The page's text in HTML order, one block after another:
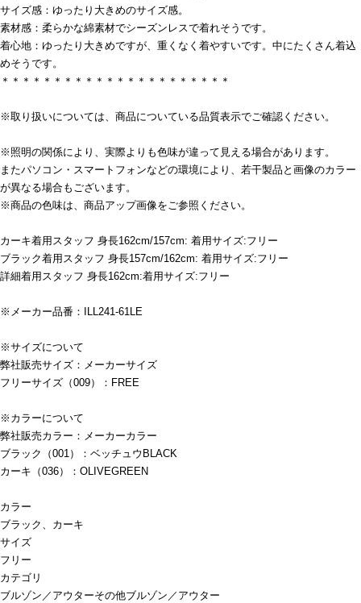
サイズ感：ゆったり大きめのサイズ感。
素材感：柔らかな綿素材でシーズンレスで着れそうです。
着心地：ゆったり大きめですが、重くなく着やすいです。中にたくさん着込
めそうです。
＊＊＊＊＊＊＊＊＊＊＊＊＊＊＊＊＊＊＊＊＊＊
※取り扱いについては、商品についている品質表示でご確認ください。
※照明の関係により、実際よりも色味が違って見える場合があります。
またパソコン・スマートフォンなどの環境により、若干製品と画像のカラー
が異なる場合もございます。
※商品の色味は、商品アップ画像をご参照ください。
カーキ着用スタッフ 身長162cm/157cm: 着用サイズ:フリー
ブラック着用スタッフ 身長157cm/162cm: 着用サイズ:フリー
詳細着用スタッフ 身長162cm:着用サイズ:フリー
※メーカー品番：ILL241-61LE
※サイズについて
弊社販売サイズ：メーカーサイズ
フリーサイズ（009）：FREE
※カラーについて
弊社販売カラー：メーカーカラー
ブラック（001）：ベッチュウBLACK
カーキ（036）：OLIVEGREEN
カラー
ブラック、カーキ
サイズ
フリー
カテゴリ
ブルゾン／アウターその他ブルゾン／アウター